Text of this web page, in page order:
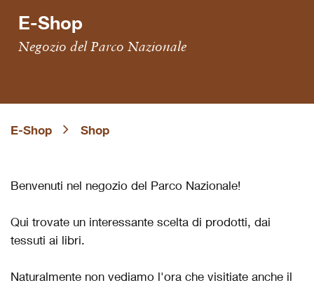
E-Shop Shop
E-Shop
Negozio del Parco Nazionale
Benvenuti nel negozio del Parco Nazionale!
Qui trovate un interessante scelta di prodotti, dai
tessuti ai libri.
Naturalmente non vediamo l'ora che visitiate anche il